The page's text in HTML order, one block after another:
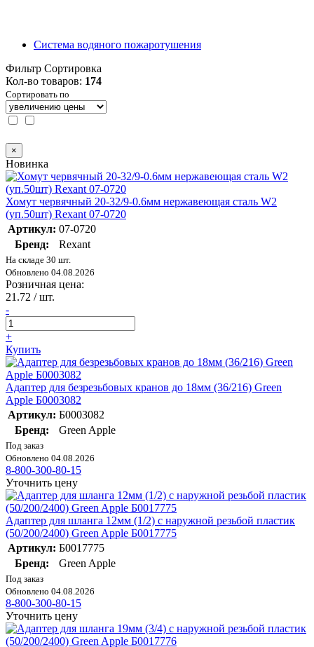
Система водяного пожаротушения
Фильтр Сортировка
Кол-во товаров: 174
Сортировать по
×
Новинка
Хомут червячный 20-32/9-0.6мм нержавеющая сталь W2
(уп.50шт) Rexant 07-0720
Артикул: 07-0720
Бренд:
Rexant
На складе 30 шт.
Обновлено 04.08.2026
Розничная цена:
21.72 / шт.
-
+
Купить
Адаптер для безрезьбовых кранов до 18мм (36/216) Green
Apple Б0003082
Артикул: Б0003082
Бренд:
Green Apple
Под заказ
Обновлено 04.08.2026
8-800-300-80-15
Уточнить цену
Адаптер для шланга 12мм (1/2) с наружной резьбой пластик
(50/200/2400) Green Apple Б0017775
Артикул: Б0017775
Бренд:
Green Apple
Под заказ
Обновлено 04.08.2026
8-800-300-80-15
Уточнить цену